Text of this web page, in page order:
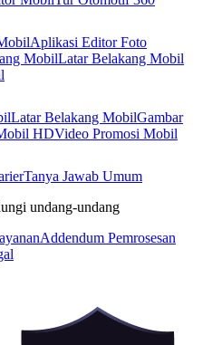
Aplikasi Editor Foto
MobilLatar Belakang Mobil
Latar Belakang MobilGambar
HDVideo Promosi Mobil
Tanya Jawab Umum
undang-undang
Addendum Pemrosesan